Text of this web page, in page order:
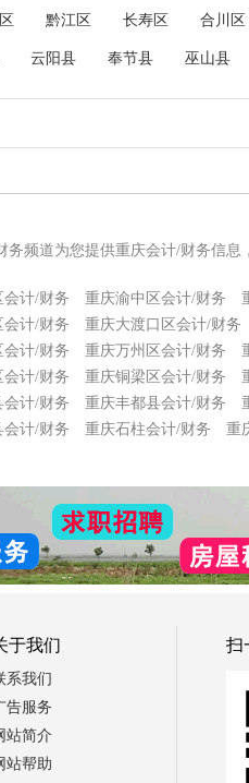
黔江区 长寿区 合川区
云阳县 奉节县 巫山县
务频道为您提供重庆会计/财务信
会计/财务 重庆渝中区会计/财务
会计/财务
重庆大渡口区会计/财务
会计/财务
重庆万州区会计/财务
会计/财务
重庆铜梁区会计/财务
会计/财务
重庆丰都县会计/财务
会计/财务
重庆石柱会计/财务 重
于我们
系我们
告服务
站简介
站帮助
扫